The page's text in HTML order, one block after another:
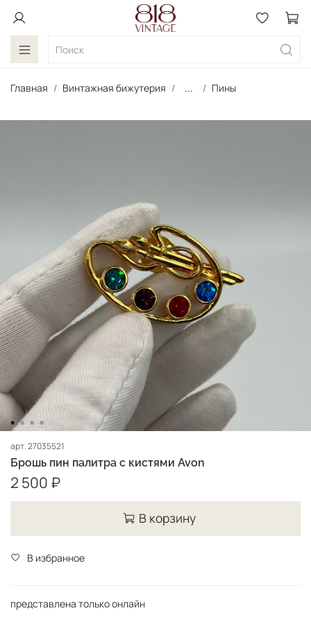
Главная Винтажная бижутерия ... Пины
арт.27035521
Брошь пин палитра с кистями Avon
2 500 ₽
В корзину
В избранное
представлена только онлайн